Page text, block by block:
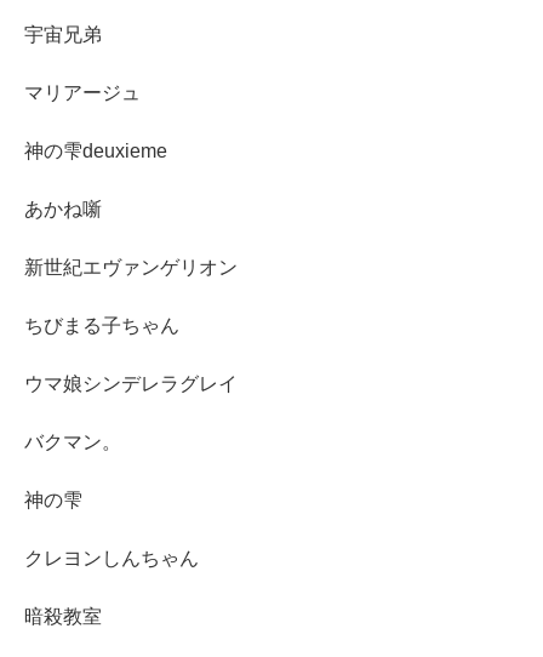
宇宙兄弟
マリアージュ
神の雫deuxieme
あかね噺
新世紀エヴァンゲリオン
ちびまる子ちゃん
ウマ娘シンデレラグレイ
バクマン。
神の雫
クレヨンしんちゃん
暗殺教室